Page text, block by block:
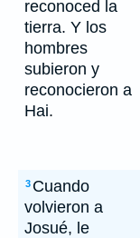
reconoced la
tierra. Y los
hombres
subieron y
reconocieron a
Hai.
3 Cuando
volvieron a
Josué, le